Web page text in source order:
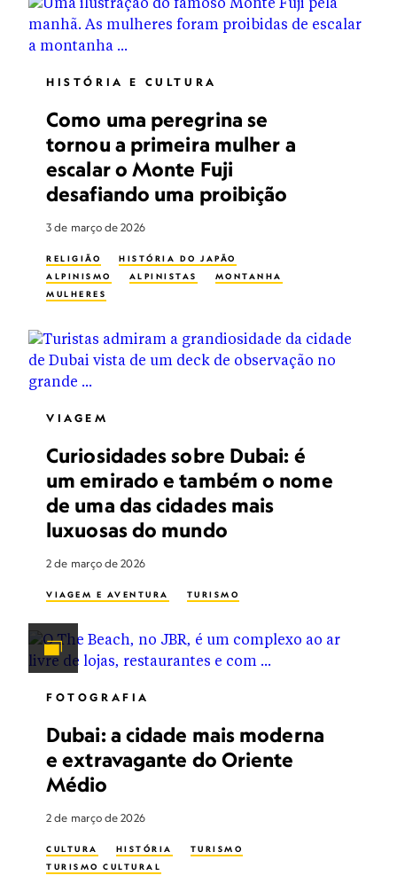
HISTÓRIA E CULTURA
Como uma peregrina se
tornou a primeira mulher a
escalar o Monte Fuji
desafiando uma proibição
3 de março de 2026
RELIGIÃO
HISTÓRIA DO JAPÃO
ALPINISMO
ALPINISTAS
MONTANHA
MULHERES
VIAGEM
Curiosidades sobre Dubai: é
um emirado e também o nome
de uma das cidades mais
luxuosas do mundo
2 de março de 2026
VIAGEM E AVENTURA TURISMO
FOTOGRAFIA
Dubai: a cidade mais moderna
e extravagante do Oriente
Médio
2 de março de 2026
CULTURA HISTÓRIA
TURISMO
TURISMO CULTURAL